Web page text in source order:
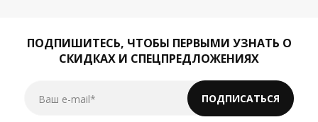
ПОДПИШИТЕСЬ, ЧТОБЫ ПЕРВЫМИ УЗНАТЬ О
СКИДКАХ И СПЕЦПРЕДЛОЖЕНИЯХ
Ваш e-mail* ПОДПИСАТЬСЯ